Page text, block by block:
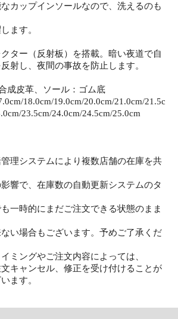
カップインソールなので、洗えるのも
ます。
ター（反射板）を搭載。暗い夜道で自
射し、夜間の事故を防止します。
成皮革、ソール：ゴム底
18.0cm/19.0cm/20.0cm/21.0cm/21.5c
23.5cm/24.0cm/24.5cm/25.0cm
理システムにより複数店舗の在庫を共
響で、在庫数の自動更新システムのタ
一時的にまだご注文できる状態のまま
い場合もございます。予めご了承くだ
ミングやご注文内容によっては、
キャンセル、修正を受け付けることが
ます。